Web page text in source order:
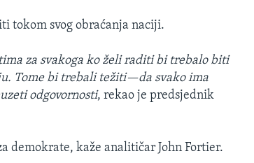
tokom svog obraćanja naciji.
za svakoga ko želi raditi bi trebalo biti
Tome bi trebali težiti—da svako ima
odgovornosti, rekao je predsjednik
demokrate, kaže analitičar John Fortier.